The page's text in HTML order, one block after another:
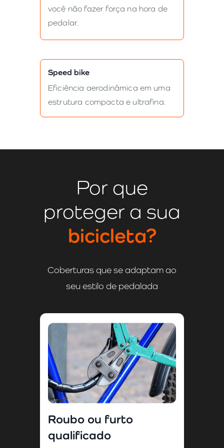
Speed bike
Eficiência aerodinâmica em uma
estrutura compacta e ultrafina.
você não fazer força na hora de
pedalar.
Por que
proteger a sua
bicicleta?
Roubo ou furto
qualificado
Coberturas que se adaptam ao
seu estilo de pedalada